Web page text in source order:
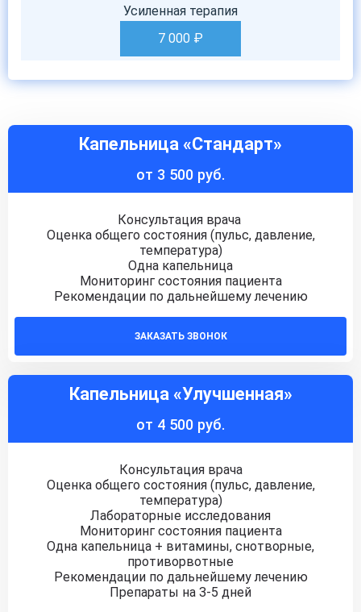
Усиленная терапия
7 000 ₽
Капельница «Стандарт»
от 3 500 руб.
Консультация врача
Оценка общего состояния (пульс, давление,
температура)
Одна капельница
Мониторинг состояния пациента
Рекомендации по дальнейшему лечению
ЗАКАЗАТЬ ЗВОНОК
Капельница «Улучшенная»
от 4 500 руб.
Консультация врача
Оценка общего состояния (пульс, давление,
температура)
Лабораторные исследования
Мониторинг состояния пациента
Одна капельница + витамины, снотворные,
противорвотные
Рекомендации по дальнейшему лечению
Препараты на 3-5 дней